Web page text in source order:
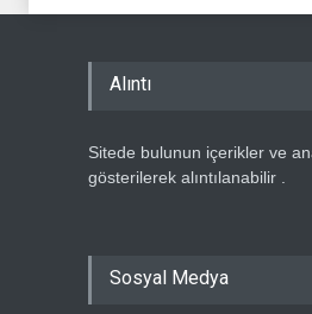
Alıntı
Sitede bulunun içerikler ve
gösterilerek alıntılanabilir .
Sosyal Medya